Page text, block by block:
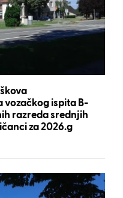
ispita B-
razreda srednjih
za 2026.g